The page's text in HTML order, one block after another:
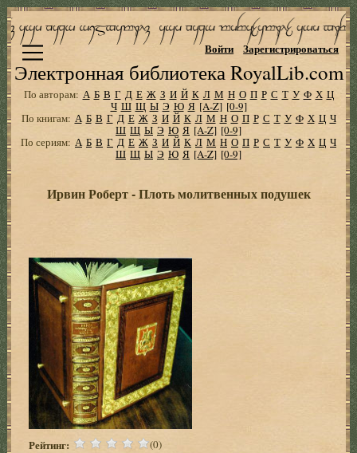
Электронная библиотека RoyalLib.com
Войти Зарегистрироваться
По авторам: А Б В Г Д Е Ж З И Й К Л М Н О П Р С Т У Ф Х Ц
Ч Ш Щ Ы Э Ю Я [A-Z] [0-9]
По книгам: А Б В Г Д Е Ж З И Й К Л М Н О П Р С Т У Ф Х Ц Ч
Ш Щ Ы Э Ю Я [A-Z] [0-9]
По сериям: А Б В Г Д Е Ж З И Й К Л М Н О П Р С Т У Ф Х Ц Ч
Ш Щ Ы Э Ю Я [A-Z] [0-9]
Ирвин Роберт - Плоть молитвенных подушек
Рейтинг: (0)